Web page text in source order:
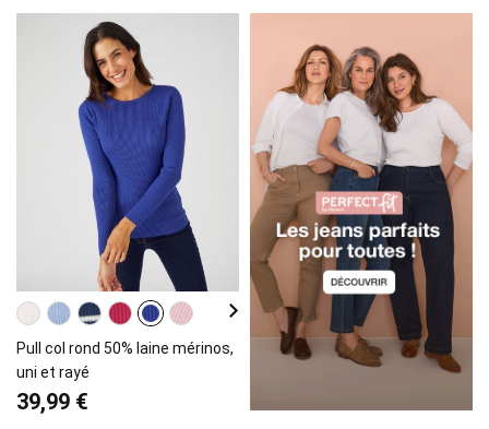
Pull col rond 50% laine mérinos,
uni et rayé
39,99 €